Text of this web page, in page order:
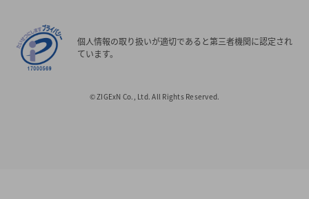
個人情報の取り扱いが適切であると第三者機関に認定され
ています。
© ZIGExN Co., Ltd. All Rights Reserved.